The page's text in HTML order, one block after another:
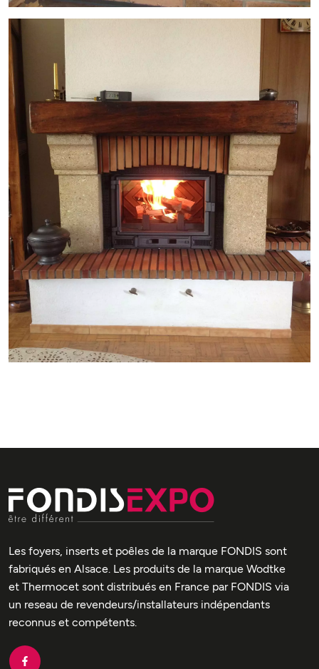
Les foyers, inserts et poêles de la marque FONDIS sont
fabriqués en Alsace. Les produits de la marque Wodtke
et Thermocet sont distribués en France par FONDIS via
un reseau de revendeurs/installateurs indépendants
reconnus et compétents.